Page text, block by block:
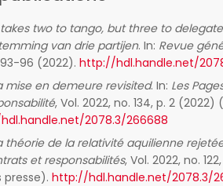
two to tango, but three to
van drie partijen. In: Revue
93-96 (2022). http://hdl.handle.net/
mise en demeure revisited. In: Les
, Vol. 2022, no. 134, p. 2
2078.3/266688
théorie de la relativité aquilienne
et responsabilités, Vol. 2022, no.
http://hdl.handle.net/2078.3/